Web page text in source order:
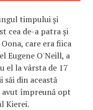
timpului și
cea de-a patra și
care era fiica
Eugene O'Neill, a
el la vârsta de 17
din această
avut împreună opt
Kierei.